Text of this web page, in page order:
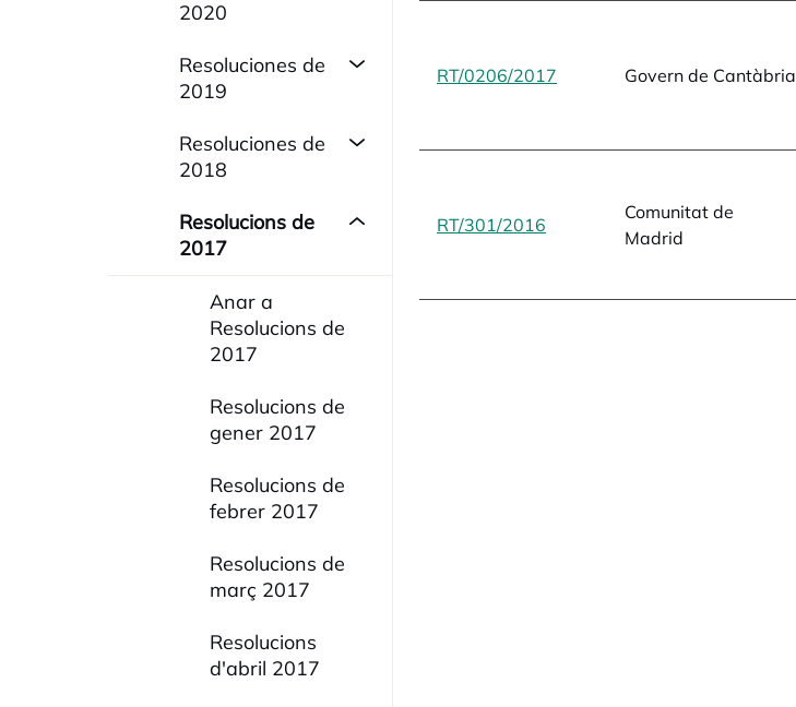
2020
Resoluciones de
2019
Resoluciones de
2018
Resolucions de
2017
Anar a
Resolucions de
2017
Resolucions de
gener 2017
Resolucions de
febrer 2017
Resolucions de
març 2017
Resolucions
d'abril 2017
RT/0206/2017 opens in a new tab
Govern de Cantàbria
RT/301/2016 opens in a new tab
Comunitat de
Madrid